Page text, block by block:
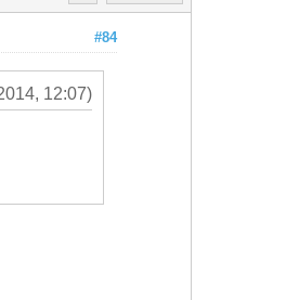
#84
12:07)